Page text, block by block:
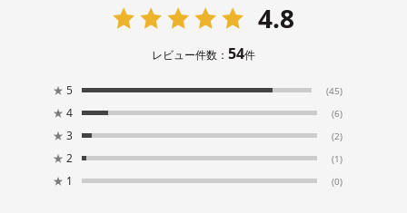
4.8
レビュー件数： 54件
★ 5 (45)
★ 4 (6)
★ 3 (2)
★ 2 (1)
★ 1 (0)